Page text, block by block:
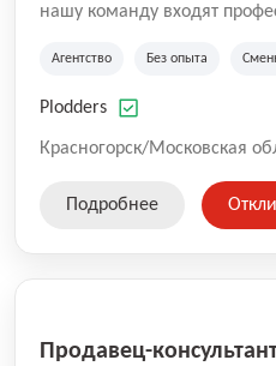
нашу команду входят
на рынке аутсорсинга, а
оказываемых услуг.
Агентство Без опыта
Plodders
Красногорск/Московская
Подробнее
Продавец-